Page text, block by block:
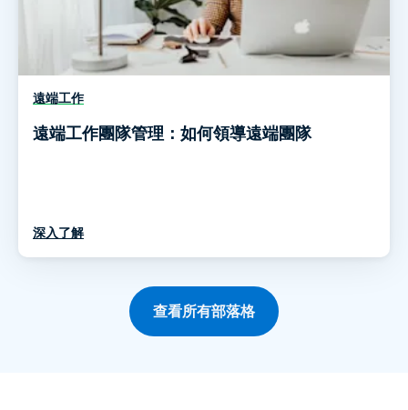
遠端工作
遠端工作團隊管理：如何領導遠端團隊
深入了解
查看所有部落格